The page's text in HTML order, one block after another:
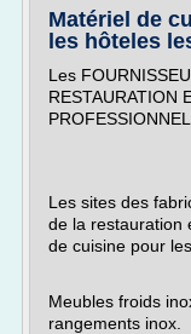
Matériel de
les hôteles
Les
RESTAURATION
Les sites des
de la restauration
de cuisine pour
Meubles froids
rangements inox.